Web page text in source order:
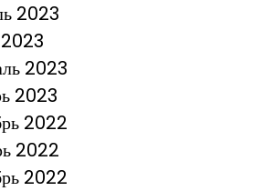
2023
2023
2023
2022
2022
2022